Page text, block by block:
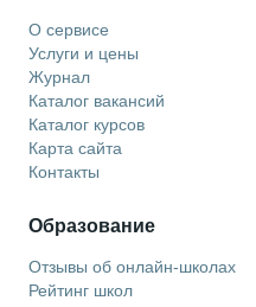
О сервисе
Услуги и цены
Журнал
Каталог вакансий
Каталог курсов
Карта сайта
Контакты
Образование
Отзывы об онлайн-школах
Рейтинг школ